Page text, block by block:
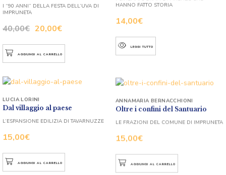
40,00€ 20,00€
I “90 ANNI” DELLA FESTA DELL’UVA DI
IMPRUNETA
AGGIUNGI AL CARRELLO
14,00€
HANNO FATTO STORIA
LEGGI TUTTO
Dal villaggio al paese
15,00€
LUCIA LORINI
L’ESPANSIONE EDILIZIA DI TAVARNUZZE
AGGIUNGI AL CARRELLO
Oltre i confini del Santuario
15,00€
ANNAMARIA BERNACCHIONI
LE FRAZIONI DEL COMUNE DI IMPRUNETA
AGGIUNGI AL CARRELLO